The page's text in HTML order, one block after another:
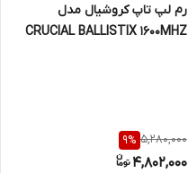
رم لپ تاپ کروشیال مدل
CRUCIAL BALLISTIX 1600MHZ
5,280,000
9%
4,802,000